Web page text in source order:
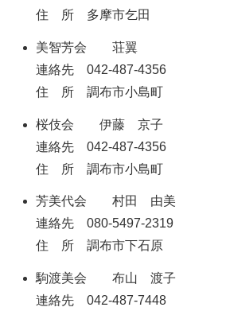
住 所 多摩市乞田
美智芳会 荘翼
連絡先 042-487-4356
住 所 調布市小島町
桜伎会 伊藤 京子
連絡先 042-487-4356
住 所 調布市小島町
芳美代会 村田 由美
連絡先 080-5497-2319
住 所 調布市下石原
駒渡美会 布山 渡子
連絡先 042-487-7448